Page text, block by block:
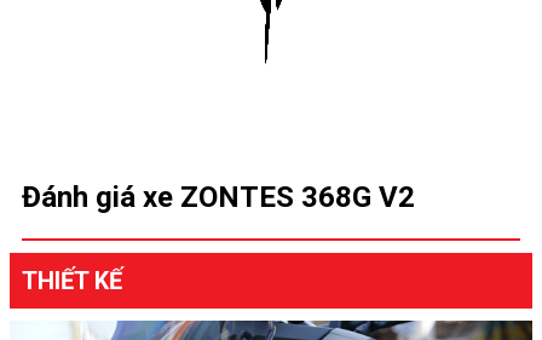
Đánh giá xe ZONTES 368G V2
THIẾT KẾ